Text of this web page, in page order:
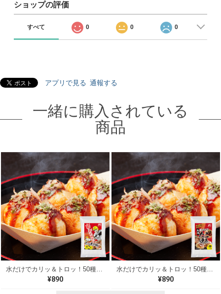
ショップの評価
すべて 0 0 0
アプリで見る 通報する
一緒に購入されている
商品
¥890 ¥890